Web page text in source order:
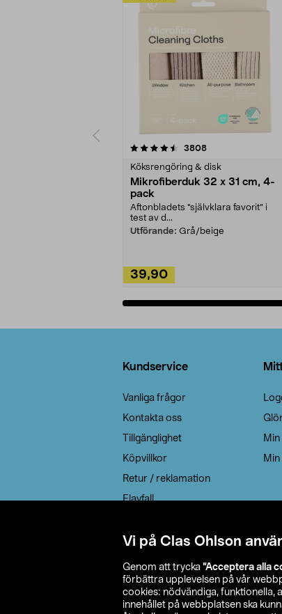
Vi på Clas Ohlson
Genom att trycka ”Acceptera alla
förbättra upplevelsen på vår
cookies: nödvändiga, funktionella,
innehållet på webbplatsen ska
3808recensioner
Köksrengöring & disk
Mikrofiberduk 32 x 31 cm, 4-
pack
Aftonbladets "självklara favorit” i
test av d...
Utförande: Grå/beige
39,90
4.0av 5 stjärnor
Kundservice
Vanliga frågor
Kontakta oss
Tillgänglighet
Köpvillkor
Retur / reklamation
Elavfall
Leveransalternativ